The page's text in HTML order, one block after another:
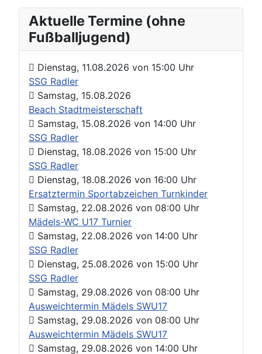
Aktuelle Termine (ohne
Fußballjugend)
Dienstag, 11.08.2026 von 15:00 Uhr
SSG Radler
Samstag, 15.08.2026
Beach Stadtmeisterschaft
Samstag, 15.08.2026 von 14:00 Uhr
SSG Radler
Dienstag, 18.08.2026 von 15:00 Uhr
SSG Radler
Dienstag, 18.08.2026 von 16:00 Uhr
Ersatztermin Sportabzeichen Turnkinder
Samstag, 22.08.2026 von 08:00 Uhr
Mädels-WC U17 Turnier
Samstag, 22.08.2026 von 14:00 Uhr
SSG Radler
Dienstag, 25.08.2026 von 15:00 Uhr
SSG Radler
Samstag, 29.08.2026 von 08:00 Uhr
Ausweichtermin Mädels SWU17
Samstag, 29.08.2026 von 08:00 Uhr
Ausweichtermin Mädels SWU17
Samstag, 29.08.2026 von 14:00 Uhr